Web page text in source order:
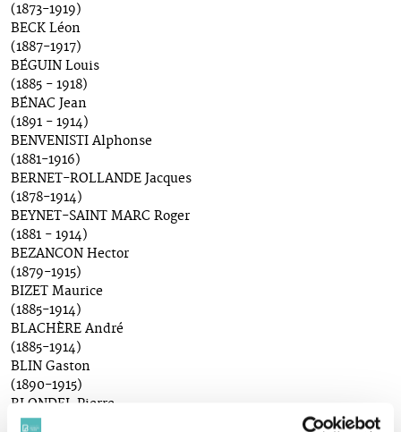
(1873-1919)
BECK Léon
(1887-1917)
BÉGUIN Louis
(1885 - 1918)
BÉNAC Jean
(1891 - 1914)
BENVENISTI Alphonse
(1881-1916)
BERNET-ROLLANDE Jacques
(1878-1914)
BEYNET-SAINT MARC Roger
(1881 - 1914)
BEZANCON Hector
(1879-1915)
BIZET Maurice
(1885-1914)
BLACHÈRE André
(1885-1914)
BLIN Gaston
(1890-1915)
BLONDEL Pierre
(1880-1914)